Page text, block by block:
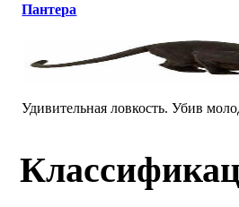
Пантера
Удивительная ловкость. Убив